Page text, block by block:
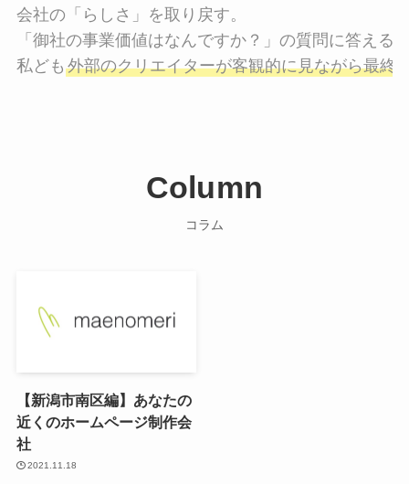
会社の「らしさ」を取り戻す。
「御社の事業価値はなんですか？」の質問に答える
私ども 外部のクリエイターが客観的に見ながら最終
Column
コラム
【新潟市南区編】あなたの
近くのホームページ制作会
社
2021.11.18